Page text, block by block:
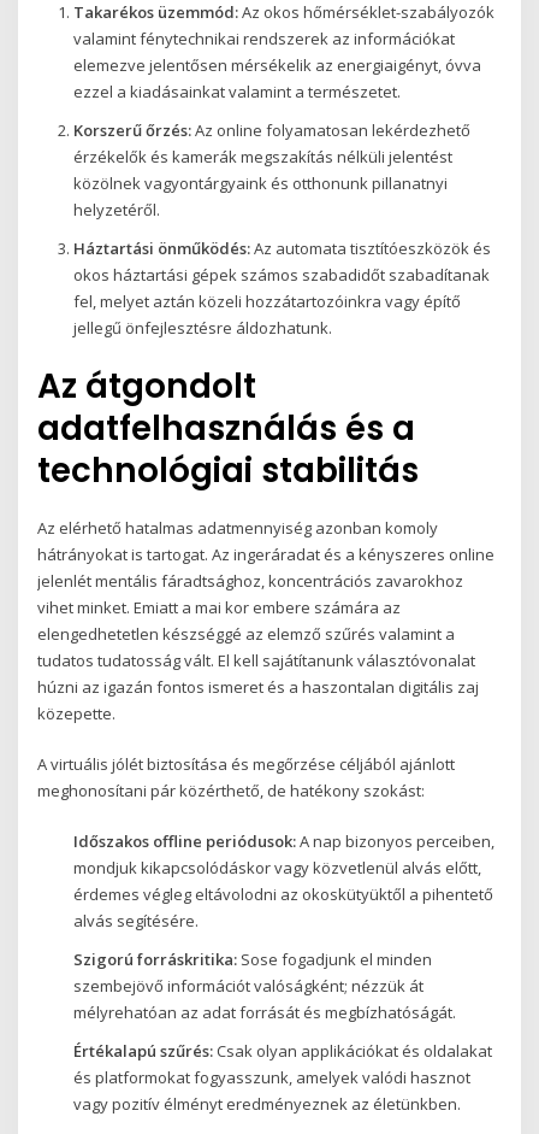
Takarékos üzemmód:Az okos hőmérséklet-szabályozók
valamint fénytechnikai rendszerek az információkat
elemezve jelentősen mérsékelik az energiaigényt, óvva
ezzel a kiadásainkat valamint a természetet.
Korszerű őrzés:Az online folyamatosan lekérdezhető
érzékelők és kamerák megszakítás nélküli jelentést
közölnek vagyontárgyaink és otthonunk pillanatnyi
helyzetéről.
Háztartási önműködés:Az automata tisztítóeszközök és
okos háztartási gépek számos szabadidőt szabadítanak
fel, melyet aztán közeli hozzátartozóinkra vagy építő
jellegű önfejlesztésre áldozhatunk.
Az átgondolt
adatfelhasználás és a
technológiai stabilitás
Az elérhető hatalmas adatmennyiség azonban komoly
hátrányokat is tartogat. Az ingeráradat és a kényszeres online
jelenlét mentális fáradtsághoz, koncentrációs zavarokhoz
vihet minket. Emiatt a mai kor embere számára az
elengedhetetlen készséggé az elemző szűrés valamint a
tudatos tudatosság vált. El kell sajátítanunk választóvonalat
húzni az igazán fontos ismeret és a haszontalan digitális zaj
közepette.
A virtuális jólét biztosítása és megőrzése céljából ajánlott
meghonosítani pár közérthető, de hatékony szokást:
Időszakos offline periódusok:A nap bizonyos perceiben,
mondjuk kikapcsolódáskor vagy közvetlenül alvás előtt,
érdemes végleg eltávolodni az okoskütyüktől a pihentető
alvás segítésére.
Szigorú forráskritika: Sose fogadjunk el minden
szembejövő információt valóságként; nézzük át
mélyrehatóan az adat forrását és megbízhatóságát.
Értékalapú szűrés: Csak olyan applikációkat és oldalakat
és platformokat fogyasszunk, amelyek valódi hasznot
vagy pozitív élményt eredményeznek az életünkben.